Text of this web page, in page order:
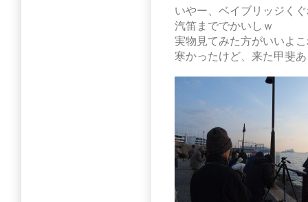
いやー、ベイブリッジく
汽笛まででかいしｗ
実物見てみた方がいいよ
寒かったけど、来た甲斐